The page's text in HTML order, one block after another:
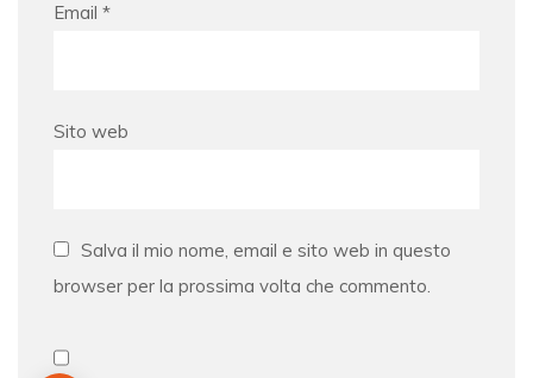
Email *
Sito web
Salva il mio nome, email e sito web in questo
browser per la prossima volta che commento.